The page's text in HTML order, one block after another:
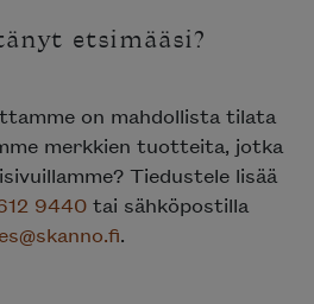
etsimääsi?
on mahdollista tilata
merkkien tuotteita, jotka
Tiedustele lisää
9440tai sähköpostilla
.